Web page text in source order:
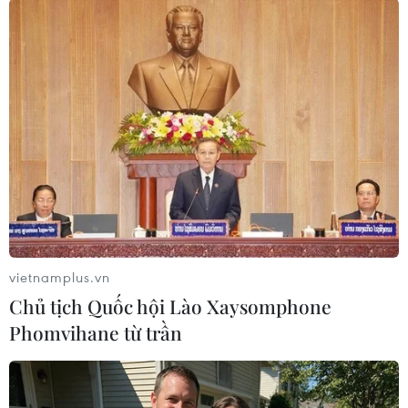
#pháp luật #pháp đình
#xã hội
#an ninh xã hội
#chính trị
Malaysia
Theo dõi VietnamPlus
TIN LIÊN QUAN
vietnamplus.vn
Chủ tịch Quốc hội Lào Xaysomphone
Phomvihane từ trần